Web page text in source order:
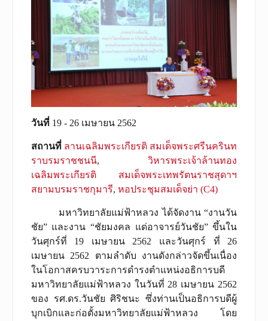
วันที่19 - 26 เมษายน 2562
สถานที่ ลานเฉลิมพระเกียรติ สมเด็จพระศรีนครินท
ราบรมราชชนนี,วิหารพระเจ้าล้านทอง
เฉลิมพระเกียรติ สมเด็จพระเทพรัตนราชสุดาฯ
สยามบรมราชกุมารี, หอประชุมสมเด็จย่า (C4)
มหาวิทยาลัยแม่ฟ้าหลวง ได้จัดงาน “งานวัน
ชัย” และงาน “ชัยมงคล แด่อาจารย์วันชัย” ขึ้นใน
วันศุกร์ที่ 19 เมษายน 2562 และวันศุกร์ ที่ 26
เมษายน 2562 ตามลำดับ งานดังกล่าวจัดขึ้นเนื่อง
ในโอกาสครบวาระการดำรงตำแหน่งอธิการบดี
มหาวิทยาลัยแม่ฟ้าหลวง ในวันที่ 28 เมษายน 2562
ของ รศ.ดร.วันชัย ศิริชนะ ซึ่งท่านเป็นอธิการบดีผู้
บุกเบิกและก่อตั้งมหาวิทยาลัยแม่ฟ้าหลวง โดย